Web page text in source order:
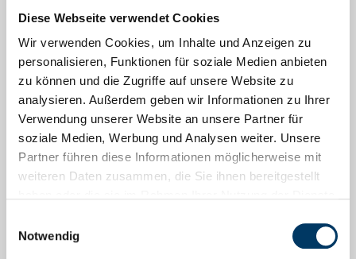
Diese Webseite verwendet Cookies
Wir verwenden Cookies, um Inhalte und Anzeigen zu
personalisieren, Funktionen für soziale Medien anbieten
zu können und die Zugriffe auf unsere Website zu
analysieren. Außerdem geben wir Informationen zu Ihrer
Verwendung unserer Website an unsere Partner für
soziale Medien, Werbung und Analysen weiter. Unsere
Partner führen diese Informationen möglicherweise mit
weiteren Daten zusammen, die Sie ihnen bereitgestellt
Notwendig
Menschen, Arbeit, Zukunft
Social Media
Facebook